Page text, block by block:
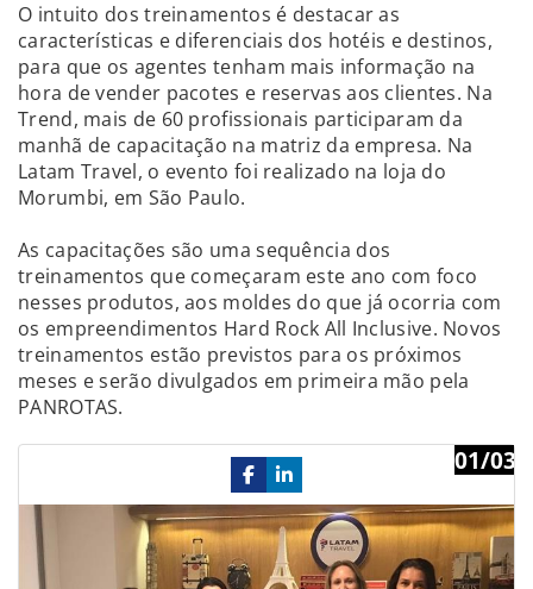
O intuito dos treinamentos é destacar as
características e diferenciais dos hotéis e destinos,
para que os agentes tenham mais informação na
hora de vender pacotes e reservas aos clientes. Na
Trend, mais de 60 profissionais participaram da
manhã de capacitação na matriz da empresa. Na
Latam Travel, o evento foi realizado na loja do
Morumbi, em São Paulo.
As capacitações são uma sequência dos
treinamentos que começaram este ano com foco
nesses produtos, aos moldes do que já ocorria com
os empreendimentos Hard Rock All Inclusive. Novos
treinamentos estão previstos para os próximos
meses e serão divulgados em primeira mão pela
PANROTAS.
01/03
Previous